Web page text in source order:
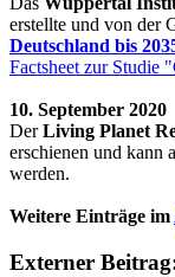
erstellte und von der
Deutschland bis
Factsheet zur Studie
10. September 2020
DerLiving Planet
erschienen und kann
werden.
Weitere Einträge im
Externer